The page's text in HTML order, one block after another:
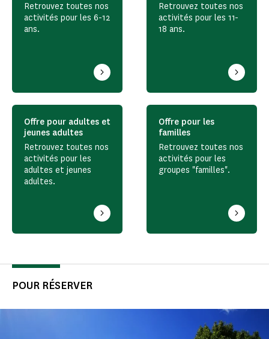
Retrouvez toutes nos
activités pour les 6-12
ans.
Retrouvez toutes nos
activités pour les 11-
18 ans.
Offre pour adultes et
jeunes adultes
Retrouvez toutes nos
activités pour les
adultes et jeunes
adultes.
Offre pour les
familles
Retrouvez toutes nos
activités pour les
groupes "familles".
POUR RÉSERVER